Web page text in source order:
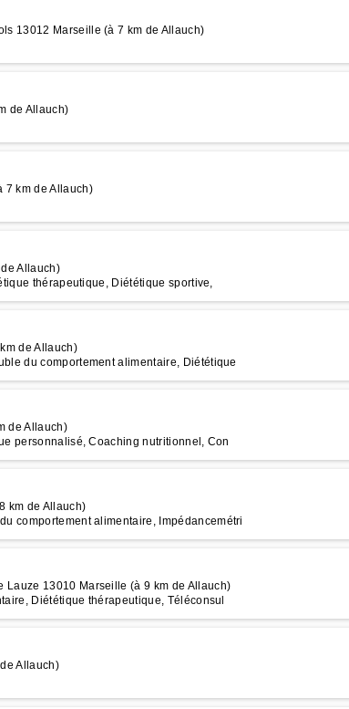
13012 Marseille (à 7 km de Allauch)
de Allauch)
7 km de Allauch)
Allauch)
thérapeutique, Diététique sportive,
de Allauch)
du comportement alimentaire, Diététique
de Allauch)
personnalisé, Coaching nutritionnel, Con
km de Allauch)
comportement alimentaire, Impédancemétri
Lauze 13010 Marseille (à 9 km de Allauch)
Diététique thérapeutique, Téléconsul
Allauch)